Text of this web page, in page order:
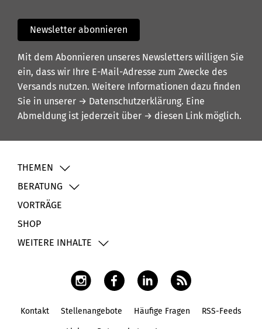
Newsletter abonnieren
Mit dem Abonnieren unseres Newsletters willigen Sie
ein, dass wir Ihre E-Mail-Adresse zum Zwecke des
Versands nutzen. Weitere Informationen dazu finden
Sie in unserer → Datenschutzerklärung. Eine
Abmeldung ist jederzeit über → diesen Link möglich.
THEMEN
BERATUNG
VORTRÄGE
SHOP
WEITERE INHALTE
Kontakt Stellenangebote Häufige Fragen RSS-Feeds